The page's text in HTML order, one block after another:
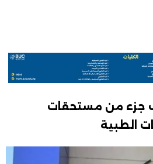
جزء من مستحقات
الطبية